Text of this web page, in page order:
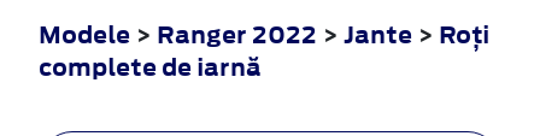
Modele > Ranger 2022 > Jante > Roţi
complete de iarnă